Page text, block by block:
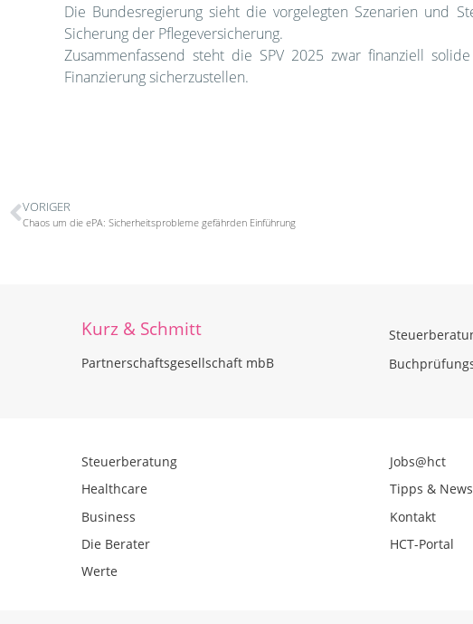
Die Bundesregierung sieht die vorgelegten Szenarien und
Sicherung der Pflegeversicherung.
Zusammenfassend steht die SPV 2025 zwar finanziell
Finanzierung sicherzustellen.
VORIGER
Chaos um die ePA: Sicherheitsprobleme gefährden Einführung
Kurz & Schmitt
Partnerschaftsgesellschaft mbB
Steuerberatung
Healthcare
Business
Die Berater
Werte
Jobs@hct
Tipps & News
Kontakt
HCT-Portal